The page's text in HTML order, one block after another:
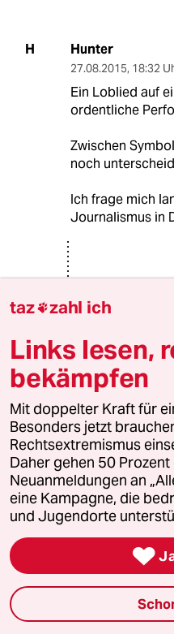
H Hunter
27.08.2015, 18:32
Ein Loblied auf
ordentliche
Zwischen
noch
Ich frage mich
Journalismus in
28.08.2015
Und geht er
(wie Merkel)
alle.
Und
am
wenn sie in
ihre
bekommen.
Aber Gott
Erleuchteten
aufklären
Danke!
Rainer B.
taz zahl ich
Links lesen,
bekämpfen
Mit doppelter Kraft für
Besonders jetzt
Rechtsextremismus
Daher gehen 50
Neuanmeldungen an
eine Kampagne, die
und Jugendorte
